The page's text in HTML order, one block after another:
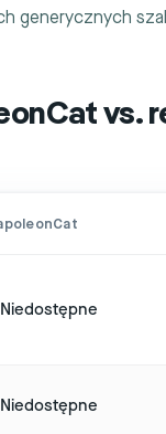
generycznych
vs.
Niedostępne
Niedostępne